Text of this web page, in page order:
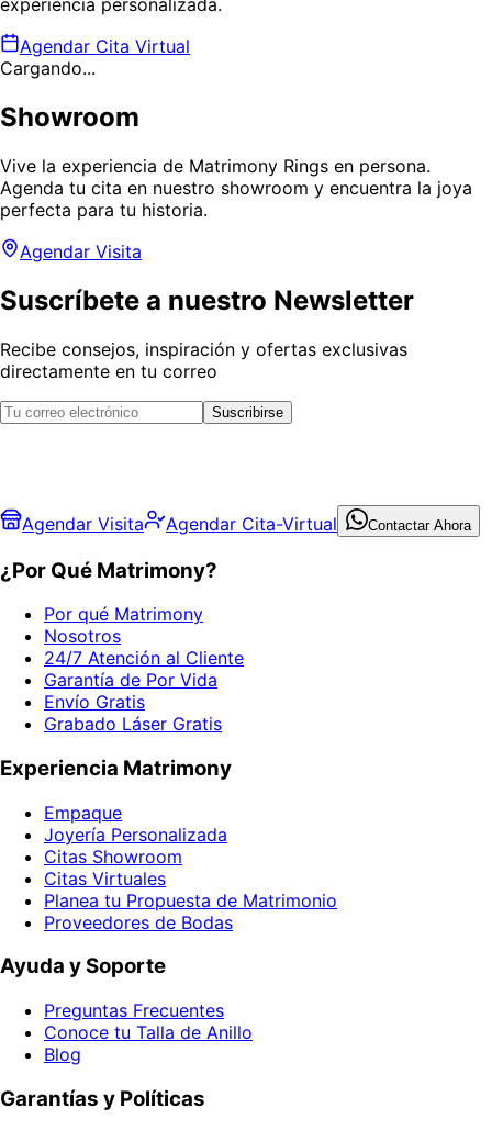
experiencia personalizada.
Agendar Cita Virtual
Cargando...
Showroom
Vive la experiencia de Matrimony Rings en persona.
Agenda tu cita en nuestro showroom y encuentra la joya
perfecta para tu historia.
Agendar Visita
Suscríbete a nuestro Newsletter
Recibe consejos, inspiración y ofertas exclusivas
directamente en tu correo
Suscribirse
Agendar Visita Agendar Cita-Virtual Contactar Ahora
¿Por Qué Matrimony?
Por qué Matrimony
Nosotros
24/7 Atención al Cliente
Garantía de Por Vida
Envío Gratis
Grabado Láser Gratis
Experiencia Matrimony
Empaque
Joyería Personalizada
Citas Showroom
Citas Virtuales
Planea tu Propuesta de Matrimonio
Proveedores de Bodas
Ayuda y Soporte
Preguntas Frecuentes
Conoce tu Talla de Anillo
Blog
Garantías y Políticas